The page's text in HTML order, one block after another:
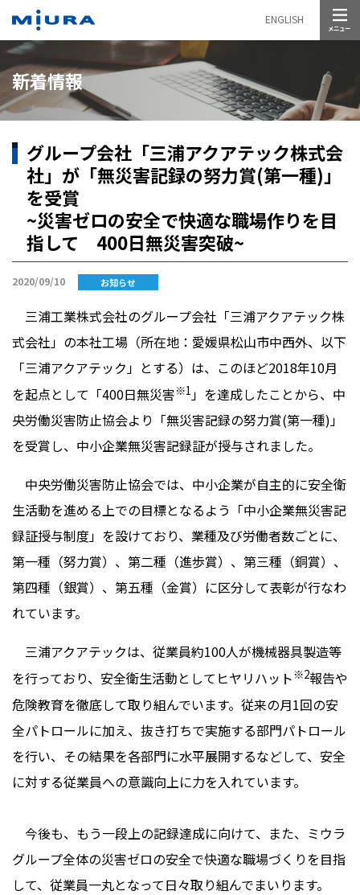
ENGLISH
新着情報
グループ会社「三浦アクアテック株式会
社」が「無災害記録の努力賞(第一種)」
を受賞
~災害ゼロの安全で快適な職場作りを目
指して 400日無災害突破~
2020/09/10 お知らせ
三浦工業株式会社のグループ会社「三浦アクアテック株
式会社」の本社工場（所在地：愛媛県松山市中西外、以下
「三浦アクアテック」とする）は、このほど2018年10月
を起点として「400日無災害※1」を達成したことから、中
央労働災害防止協会より「無災害記録の努力賞(第一種)」
を受賞し、中小企業無災害記録証が授与されました。
中央労働災害防止協会では、中小企業が自主的に安全衛
生活動を進める上での目標となるよう「中小企業無災害記
録証授与制度」を設けており、業種及び労働者数ごとに、
第一種（努力賞）、第二種（進歩賞）、第三種（銅賞）、
第四種（銀賞）、第五種（金賞）に区分して表彰が行なわ
れています。
三浦アクアテックは、従業員約100人が機械器具製造等
を行っており、安全衛生活動としてヒヤリハット ※2報告や
危険教育を徹底して取り組んでいます。従来の月1回の安
全パトロールに加え、抜き打ちで実施する部門パトロール
を行い、その結果を各部門に水平展開するなどして、安全
に対する従業員への意識向上に力を入れています。
今後も、もう一段上の記録達成に向けて、また、ミウラ
グループ全体の災害ゼロの安全で快適な職場づくりを目指
して、従業員一丸となって日々取り組んでまいります。